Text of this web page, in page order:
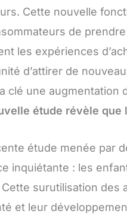
Cette nouvelle
de
les expériences
d’attirer de
clé une
étude révèle que
étude menée par
inquiétante : les
surutilisation des
et leur